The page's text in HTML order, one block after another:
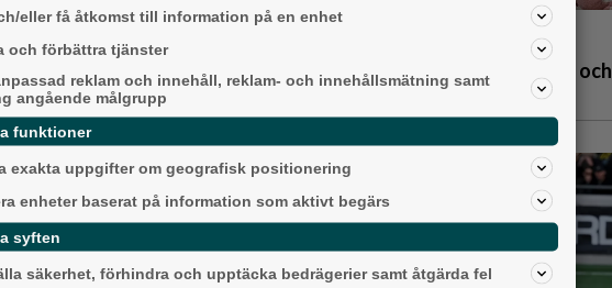
damsingel. Hon stormade till
tappa något set heller, utan
skrevs till 21–11 och 21–8.
med Meja Jahani från
rusade hela vägen till finalen –
stod Mette Jorlén för
Schärberg från Trollhättan. Den
första setet slog Telma och Mette
det länge ut som att det skulle bli
de till liv. De vände på steken,
Karnevalstämning på
Bjöds på trummor, såpbubblor och
eller få åtkomst till information på en enhet
och förbättra tjänster
reklam och innehåll, reklam- och innehållsmätning samt
angående målgrupp
funktioner
exakta uppgifter om geografisk positionering
enheter baserat på information som aktivt begärs
syften
säkerhet, förhindra och upptäcka bedrägerier samt åtgärda fel